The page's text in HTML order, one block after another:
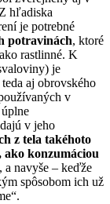
hľadiska
je potrebné
potravinách, ktoré
rastlinné. K
je
aj obrovského
v
v jeho
z tela takéhoto
konzumáciou
, a navyše – keďže
spôsobom ich už